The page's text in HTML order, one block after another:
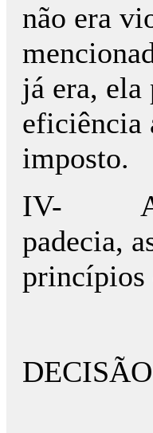
não era
já era, ela
eficiência
imposto.
IV- A
padecia,
princípios